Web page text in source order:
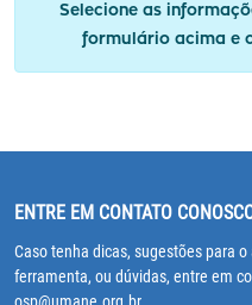
Selecione as
formulário acima e
ENTRE EM CONTATO
Caso tenha dicas, sugestões para
ferramenta, ou dúvidas, entre em